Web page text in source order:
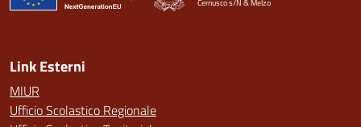
Cernusco s/N & Melzo
Link Esterni
MIUR
Ufficio Scolastico Regionale